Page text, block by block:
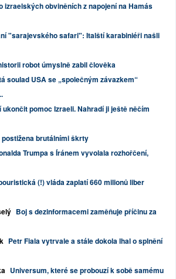
izraelských obviněních z napojení na Hamás
"sarajevského safari": Italští karabiniéři našli
robot úmyslně zabil člověka
soulad USA se „společným závazkem“
ukončit pomoc Izraeli. Nahradí ji ještě něčím
postižena brutálními škrty
Trumpa s Íránem vyvolala rozhořčení,
(!) vláda zaplatí 660 milionů liber
Boj s dezinformacemi zaměňuje příčinu za
Petr Fiala vytrvale a stále dokola lhal o splnění
Universum, které se probouzí k sobě samému